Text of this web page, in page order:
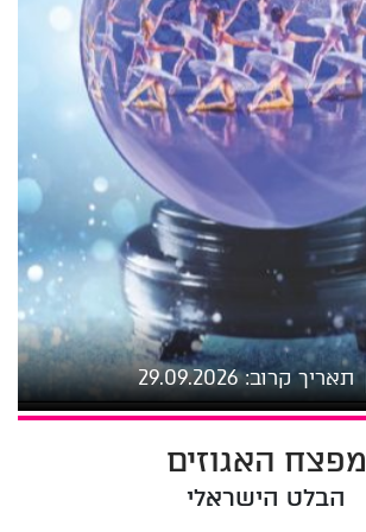
תאריך קרוב: 29.09.2026
מפצח האגוזים
הבלט הישראלי